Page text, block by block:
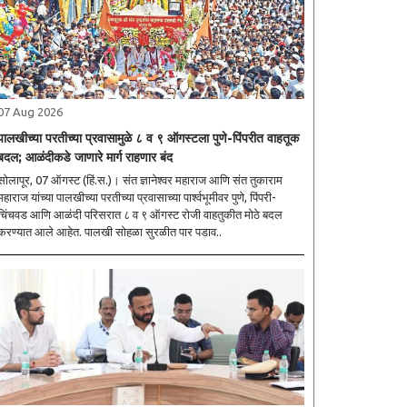
Aug 2026
परतीच्या प्रवासामुळे ८ व ९ ऑगस्टला पुणे-पिंपरीत वाहतूक
आळंदीकडे जाणारे मार्ग राहणार बंद
07 ऑगस्ट (हिं.स.)। संत ज्ञानेश्वर महाराज आणि संत तुकाराम
यांच्या पालखीच्या परतीच्या प्रवासाच्या पार्श्वभूमीवर पुणे, पिंपरी-
आणि आळंदी परिसरात ८ व ९ ऑगस्ट रोजी वाहतुकीत मोठे बदल
करण्यात आले आहेत. पालखी सोहळा सुरळीत पार पडाव..